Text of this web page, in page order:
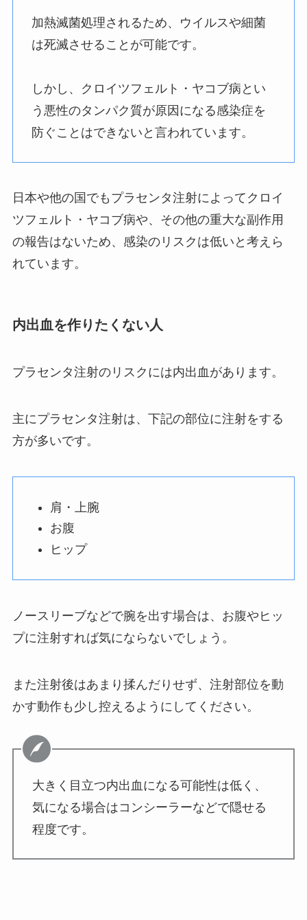
加熱滅菌処理されるため、ウイルスや細菌
は死滅させることが可能です。
しかし、クロイツフェルト・ヤコブ病とい
う悪性のタンパク質が原因になる感染症を
防ぐことはできないと言われています。
日本や他の国でもプラセンタ注射によってクロイ
ツフェルト・ヤコブ病や、その他の重大な副作用
の報告はないため、感染のリスクは低いと考えら
れています。
内出血を作りたくない人
プラセンタ注射のリスクには内出血があります。
主にプラセンタ注射は、下記の部位に注射をする
方が多いです。
肩・上腕
お腹
ヒップ
ノースリーブなどで腕を出す場合は、お腹やヒッ
プに注射すれば気にならないでしょう。
また注射後はあまり揉んだりせず、注射部位を動
かす動作も少し控えるようにしてください。
大きく目立つ内出血になる可能性は低く、
気になる場合はコンシーラーなどで隠せる
程度です。